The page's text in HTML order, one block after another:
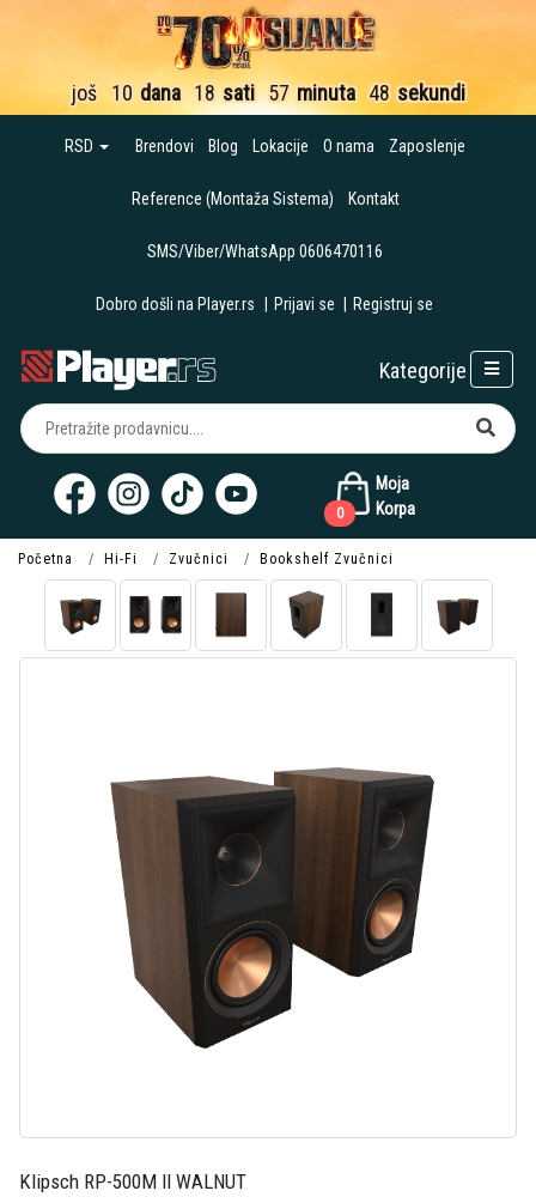
još 10 dana 18 sati 57 minuta 47 sekundi
RSD Brendovi Blog Lokacije O nama Zaposlenje
Reference (Montaža Sistema) Kontakt
SMS/Viber/WhatsApp 0606470116
Dobro došli na Player.rs Prijavi se Registruj se
Moja
Korpa
0
Kategorije
Početna Hi-Fi Zvučnici Bookshelf Zvučnici
Klipsch RP-500M II WALNUT